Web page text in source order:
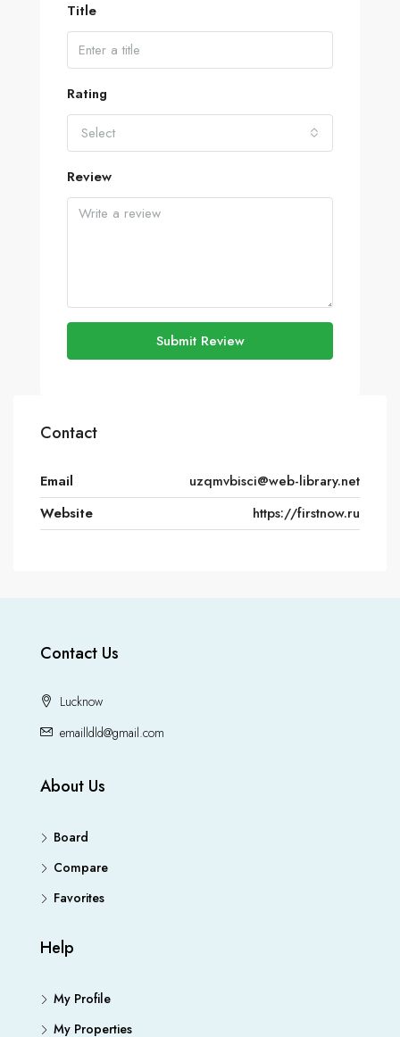
Title
Rating
Select
Review
Submit Review
Contact
Email
uzqmvbisci@web-library.net
Website
https://firstnow.ru
Contact Us
Lucknow
emailldld@gmail.com
About Us
Board
Compare
Favorites
Help
My Profile
My Properties